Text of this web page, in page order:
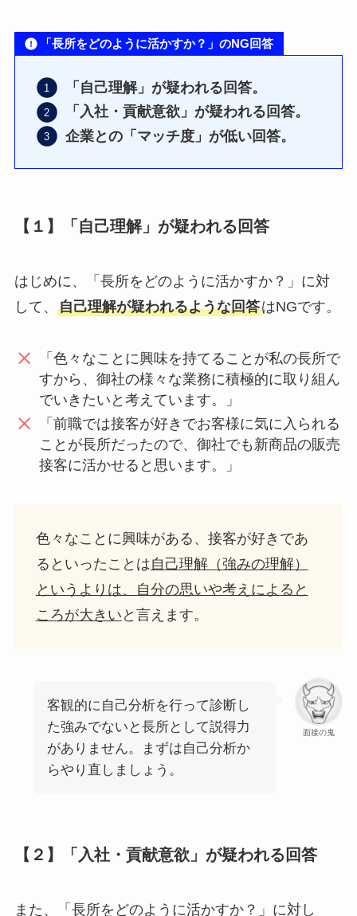
「長所をどのように活かすか？」のNG回答
「自己理解」が疑われる回答。
「入社・貢献意欲」が疑われる回答。
企業との「マッチ度」が低い回答。
【１】「自己理解」が疑われる回答
はじめに、「長所をどのように活かすか？」に対
して、 自己理解が疑われるような回答はNGです。
「色々なことに興味を持てることが私の長所で
すから、御社の様々な業務に積極的に取り組ん
でいきたいと考えています。」
「前職では接客が好きでお客様に気に入られる
ことが長所だったので、御社でも新商品の販売
接客に活かせると思います。」
色々なことに興味がある、接客が好きであ
るといったことは自己理解（強みの理解）
というよりは、自分の思いや考えによると
ころが大きい と言えます。
面接の鬼
客観的に自己分析を行って診断し
た強みでないと長所として説得力
がありません。まずは自己分析か
らやり直しましょう。
【２】「入社・貢献意欲」が疑われる回答
また、「長所をどのように活かすか？」に対し